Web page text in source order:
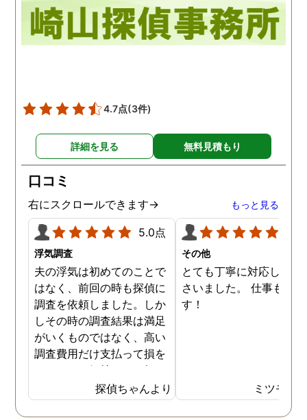
4.7点(3件)
詳細を見る 無料見積もり
口コミ
右にスクロールできます→ もっと見る
5.0点
浮気調査
夫の浮気は初めてのことで
はなく、前回の時も探偵に
調査を依頼しました。しか
しその時の調査結果は満足
がいくものではなく、高い
調査費用だけ支払って損を
したという気持ちで一杯で
した。今回また夫の浮気疑
惑が浮上し、今度こそは探
探偵ちゃんより
その他
とても丁寧に対応してく
さいました。 仕事も満
す！
ミツモア